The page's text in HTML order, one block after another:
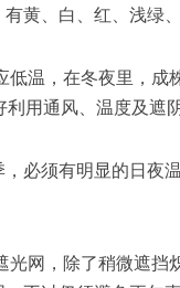
黄、白、红、浅绿
低温，在冬夜里，
用通风、温度及遮
必须有明显的日夜
网，除了稍微遮挡